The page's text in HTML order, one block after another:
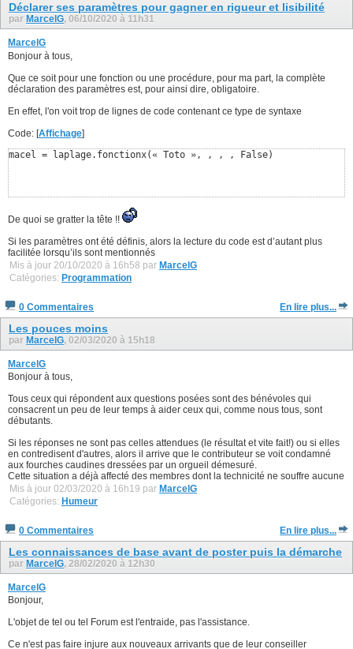
Déclarer ses paramètres pour gagner en rigueur et lisibilité
par MarcelG, 06/10/2020 à 11h31
MarcelG
Bonjour à tous,
Que ce soit pour une fonction ou une procédure, pour ma part, la complète
déclaration des paramètres est, pour ainsi dire, obligatoire.
En effet, l'on voit trop de lignes de code contenant ce type de syntaxe
Code: [Affichage]
macel = laplage.fonctionx(« Toto », , , , False)
De quoi se gratter la tête !!
Si les paramètres ont été définis, alors la lecture du code est d’autant plus
facilitée lorsqu’ils sont mentionnés
Mis à jour 20/10/2020 à 16h58 par MarcelG
Catégories: Programmation
0 Commentaires En lire plus...
Les pouces moins
par MarcelG, 02/03/2020 à 15h18
MarcelG
Bonjour à tous,
Tous ceux qui répondent aux questions posées sont des bénévoles qui
consacrent un peu de leur temps à aider ceux qui, comme nous tous, sont
débutants.
Si les réponses ne sont pas celles attendues (le résultat et vite fait!) ou si elles
en contredisent d'autres, alors il arrive que le contributeur se voit condamné
aux fourches caudines dressées par un orgueil démesuré.
Cette situation a déjà affecté des membres dont la technicité ne souffre aucune
Mis à jour 02/03/2020 à 16h19 par MarcelG
Catégories: Humeur
0 Commentaires En lire plus...
Les connaissances de base avant de poster puis la démarche
par MarcelG, 28/02/2020 à 12h30
MarcelG
Bonjour,
L'objet de tel ou tel Forum est l'entraide, pas l'assistance.
Ce n'est pas faire injure aux nouveaux arrivants que de leur conseiller